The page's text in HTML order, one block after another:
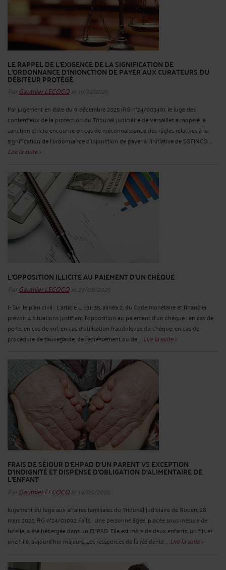
LE RAPPEL DE L’EXIGENCE DE LA SIGNIFICATION DE
L’ORDONNANCE D’INJONCTION DE PAYER AUX CURATEURS DU
DÉBITEUR PROTÉGÉ
Par Gauthier LECOCQ le 19/12/2025
Par jugement en date du 9 décembre 2025 (RG n°24/00349), le Juge des
contentieux de la protection du Tribunal judiciaire de Versailles a rappelé la
sanction stricte encourue en cas de méconnaissance des règles relatives à la
signification de l’ordonnance d’injonction de payer à l'initiative de SOFINCO ...
Lire la suite >
L’OPPOSITION ILLICITE AU PAIEMENT D’UN CHÈQUE
Par Gauthier LECOCQ le 23/08/2025
I- Sur le plan civil : L’article L. 131-35, alinéa 2, du Code monétaire et financier
prévoit 4 situations justifiant l’opposition au paiement d’un chèque : en cas de
perte, en cas de vol, en cas d’utilisation frauduleuse du chèque, en cas de
procédure de sauvegarde, de redressement ou de ... Lire la suite >
FRAIS DE SÉJOUR D'EHPAD D'UN PARENT VS EXCEPTION
D'INDIGNITÉ ET DISPENSE D'OBLIGATION D'ALIMENTAIRE DE
L'ENFANT
Par Gauthier LECOCQ le 14/05/2025
Jugement du Juge aux affaires familiales du Tribunal judiciaire de Rouen, 28
mars 2025, RG n°24/01092 Faits : Une personne âgée, placée sous mesure de
tutelle, a été hébergée dans un EHPAD. Elle est mère de deux enfants, un fils et
une fille, aujourd'hui majeurs. Les ressources de la résidente ... Lire la suite >